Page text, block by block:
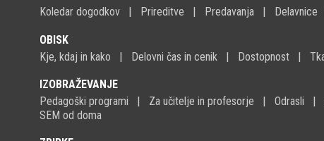
Koledar dogodkov
Prireditve Predavanja Delavnice
OBISK
Kje, kdaj in kako
Delovni čas in cenik Dostopnost
IZOBRAŽEVANJE
Pedagoški programi
Za učitelje in profesorje Odrasli
SEM od doma